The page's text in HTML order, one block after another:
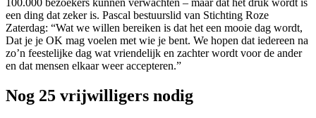
een ding dat zeker is. Pascal bestuurslid van Stichting Roze
Zaterdag: “Wat we willen bereiken is dat het een mooie dag wordt,
Dat je je OK mag voelen met wie je bent. We hopen dat iedereen na
zo’n feestelijke dag wat vriendelijk en zachter wordt voor de ander
en dat mensen elkaar weer accepteren.”
Nog 25 vrijwilligers nodig